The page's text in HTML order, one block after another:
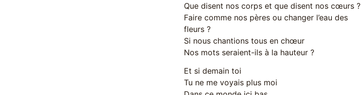
Que disent nos corps et que disent nos cœurs ?
Faire comme nos pères ou changer l’eau des
fleurs ?
Si nous chantions tous en chœur
Nos mots seraient-ils à la hauteur ?
Et si demain toi
Tu ne me voyais plus moi